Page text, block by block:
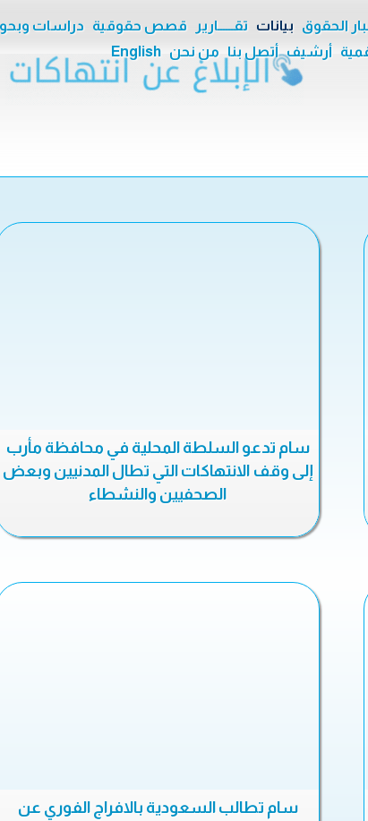
الحقوق بيانات تقــــــارير قصص حقوقية دراسات
أرشيف أتصل بنا من نحن English
سام تدعو السلطة المحلية في محافظة مأرب
إلى وقف الانتهاكات التي تطال المدنيين وبعض
الصحفيين والنشطاء
سام تطالب السعودية بالافراج الفوري عن